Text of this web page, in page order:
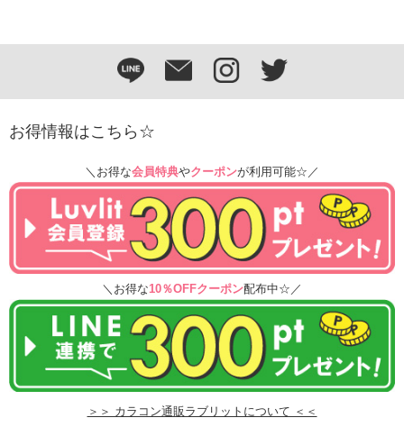
お得情報はこちら☆
＼お得な会員特典やクーポンが利用可能☆／
＼お得な10％OFFクーポン配布中☆／
＞＞ カラコン通販ラブリットについて ＜＜